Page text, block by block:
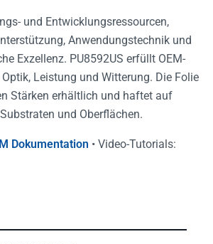
und Entwicklungsressourcen,
Anwendungstechnik und
Exzellenz. PU8592US erfüllt OEM-
Leistung und Witterung. Die Folie
Stärken erhältlich und haftet auf
und Oberflächen.
Dokumentation • Video-Tutorials: